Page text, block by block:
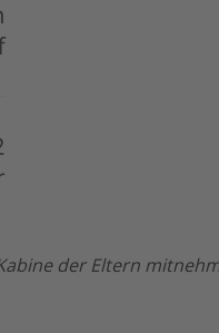
der Eltern